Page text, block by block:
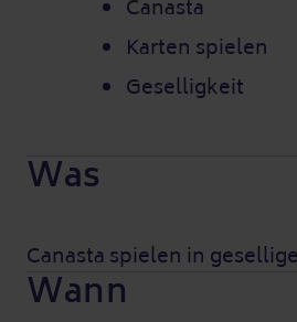
Canasta
Karten spielen
Geselligkeit
Was
Canasta spielen in
Wann